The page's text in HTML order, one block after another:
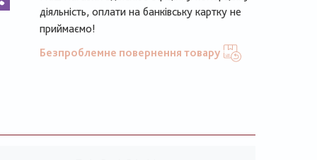
діяльність, оплати на банківську картку не
приймаємо!
Безпроблемне повернення товару